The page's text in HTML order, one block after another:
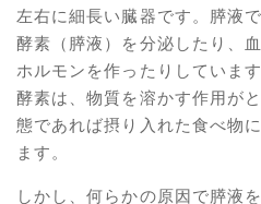
左右に細長い臓器です。膵液
酵素（膵液）を分泌したり、
ホルモンを作ったりしていま
酵素は、物質を溶かす作用が
態であれば摂り入れた食べ物
ます。
しかし、何らかの原因で膵液